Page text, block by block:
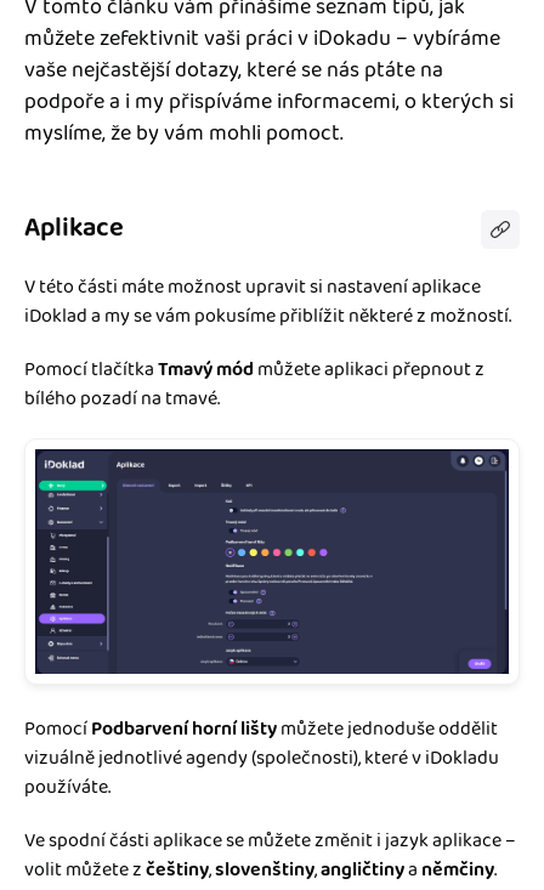
Spřátelené účetní
Katalog doplňků
Jak se vyznat ve fakturaci
Blog
mini akademie
můžete zefektivnit vaši práci v iDokadu – vybíráme
vaše nejčastější dotazy, které se nás ptáte na
podpoře a i my přispíváme informacemi, o kterých si
myslíme, že by vám mohli pomoct.
Aplikace
V této části máte možnost upravit si nastavení aplikace
iDoklad a my se vám pokusíme přiblížit některé z možností.
Pomocí tlačítkaTmavý mód můžete aplikaci přepnout z
bílého pozadí na tmavé.
PomocíPodbarvení horní lištymůžete jednoduše oddělit
vizuálně jednotlivé agendy (společnosti), které v iDokladu
používáte.
Ve spodní části aplikace se můžete změnit i jazyk aplikace –
volit můžete zčeštiny,slovenštiny,angličtinya němčiny.